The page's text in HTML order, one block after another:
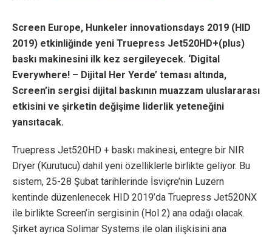
Screen Europe, Hunkeler innovationsdays 2019 (HID
2019) etkinliğinde yeni Truepress Jet520HD+(plus)
baskı makinesini ilk kez sergileyecek. ‘Digital
Everywhere! – Dijital Her Yerde’ teması altında,
Screen’in sergisi dijital baskının muazzam uluslararası
etkisini ve şirketin değişime liderlik yeteneğini
yansıtacak.
Truepress Jet520HD + baskı makinesi, entegre bir NIR
Dryer (Kurutucu) dahil yeni özelliklerle birlikte geliyor. Bu
sistem, 25-28 Şubat tarihlerinde İsviçre’nin Luzern
kentinde düzenlenecek HID 2019’da Truepress Jet520NX
ile birlikte Screen’in sergisinin (Hol 2) ana odağı olacak.
Şirket ayrıca Solimar Systems ile olan ilişkisini ana